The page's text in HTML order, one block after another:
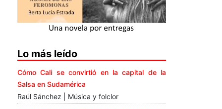
Lo más leído
Cómo Cali se convirtió en la capital de la
Salsa en Sudamérica
Raúl Sánchez | Música y folclor